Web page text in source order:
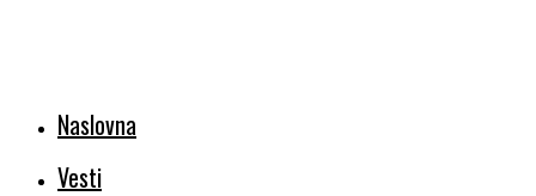
Naslovna
Vesti